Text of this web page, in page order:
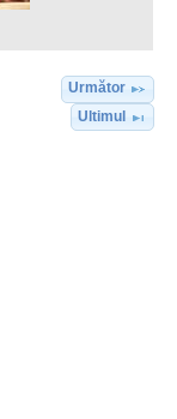
Următor
Ultimul